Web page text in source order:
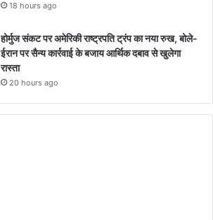
18 hours ago
होर्मुज संकट पर अमेरिकी राष्ट्रपति ट्रंप का नया रुख, बोले-
ईरान पर सैन्य कार्रवाई के बजाय आर्थिक दबाव से खुलेगा
रास्ता
20 hours ago